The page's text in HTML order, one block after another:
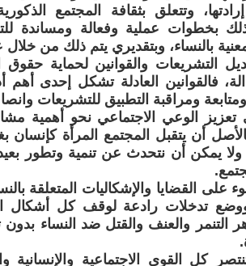
وتتعلق بثقافة المجتمع
بخطوات عملية وفعالة ومساندة
بالنساء، وبتقديري يتم ذلك من
التشريعات والقوانين لحماية حقوق
فالقوانين العادلة تشكل إحدى
ومراقبة التطبيق للتشريعات
الوعي الاجتماعي نحو أهمية
أن يتقبل المجتمع المرأة
ولا يمكن أن نتحدث عن تنمية وتطور
على القضايا والإشكاليات المتعلقة
ووضع تدخلات رادعة لوقف كل أشكال
التنمر والعنف والقتل ضد النساء
كل القوى الاجتماعية والإنسانية